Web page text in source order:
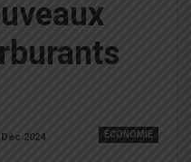
ÉCONOMIE
Déc 2024